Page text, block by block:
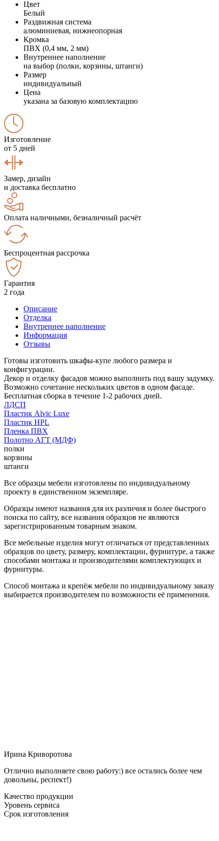
Цвет
Белый
Раздвижная система
алюминиевая, нижнеопорная
Кромка
ПВХ (0,4 мм, 2 мм)
Внутреннее наполнение
на выбор (полки, корзины, штанги)
Размер
индивидуальный
Цена
указана за базовую комплектацию
Изготовление
от 5 дней
Замер, дизайн
и доставка бесплатно
Оплата наличными, безналичный расчёт
Беспроцентная рассрочка
Гарантия
2 года
Описание
Отделка
Внутреннее наполнение
Информация
Отзывы
Готовы изготовить шкафы-купе любого размера и
конфигурации.
Декор и отделку фасадов можно выполнить под вашу задумку.
Возможно сочетание нескольких цветов в одном фасаде.
Бесплатная сборка в течение 1-2 рабочих дней.
ЛДСП
Пластик Alvic Luxe
Пластик HPL
Пленка ПВХ
Полотно АГТ (МДФ)
полки
корзины
штанги
Все образцы мебели изготовлены по индивидуальному
проекту в единственном экземпляре.
Образцы имеют названия для их различия и более быстрого
поиска по сайту, все названия образцов не являются
зарегистрированным товарным знаком.
Все мебельные изделия могут отличаться от представленных
образцов по цвету, размеру, комплектации, фурнитуре, а также
способами монтажа и производителями комплектующих и
фурнитуры.
Способ монтажа и крепёж мебели по индивидуальному заказу
выбирается производителем по возможности её применения.
Ирина Криворотова
Отлично выполняете свою работу:) все остались более чем
довольны, респект!)
Качество продукции
Уровень сервиса
Срок изготовления